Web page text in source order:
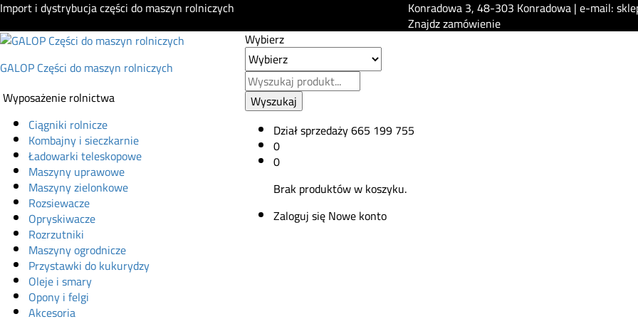
Import i dystrybucja części do maszyn rolniczych Konradowa 3, 48-303 Konradowa | e-mail:
Znajdz zamówienie
GALOP Części do maszyn rolniczych
Wyposażenie rolnictwa
Ciągniki rolnicze
Kombajny i sieczkarnie
Ładowarki teleskopowe
Maszyny uprawowe
Maszyny zielonkowe
Rozsiewacze
Opryskiwacze
Rozrzutniki
Maszyny ogrodnicze
Przystawki do kukurydzy
Oleje i smary
Opony i felgi
Akcesoria
Wybierz
Wyszukaj
Dział sprzedaży665 199 755
0
0
Brak produktów w koszyku.
Zaloguj sięNowe konto